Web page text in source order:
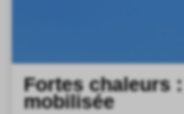
Fortes chaleurs
mobilisée